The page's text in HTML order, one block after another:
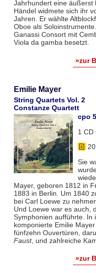
Jahrhundert eine äußerst
Händel widmete sich ihr
Jahren. Er wählte
Oboe als
Ganassi Consort mit
Viola da gamba besetzt.
»zur
Emilie Mayer
String Quartets Vol. 2
Constanze Quartett
cpo
1 CD
Sie
Mayer, geboren 1812 in
1883 in Berlin. Um 1840
bei Carl Loewe zu
Und Loewe war es auch,
Symphonien aufführte. In
komponierte Emilie
fünfzehn Ouvertüren,
Faust, und zahlreiche
»zur